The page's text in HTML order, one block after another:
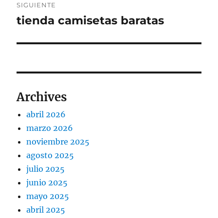
SIGUIENTE
Entrada
tienda camisetas baratas
Archives
abril 2026
marzo 2026
noviembre 2025
agosto 2025
julio 2025
junio 2025
mayo 2025
abril 2025